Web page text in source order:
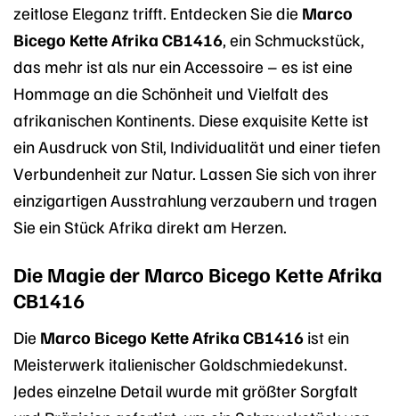
zeitlose Eleganz trifft. Entdecken Sie die Marco
Bicego Kette Afrika CB1416 , ein Schmuckstück,
das mehr ist als nur ein Accessoire – es ist eine
Hommage an die Schönheit und Vielfalt des
afrikanischen Kontinents. Diese exquisite Kette ist
ein Ausdruck von Stil, Individualität und einer tiefen
Verbundenheit zur Natur. Lassen Sie sich von ihrer
einzigartigen Ausstrahlung verzaubern und tragen
Sie ein Stück Afrika direkt am Herzen.
Die Magie der Marco Bicego Kette Afrika
CB1416
Die Marco Bicego Kette Afrika CB1416 ist ein
Meisterwerk italienischer Goldschmiedekunst.
Jedes einzelne Detail wurde mit größter Sorgfalt